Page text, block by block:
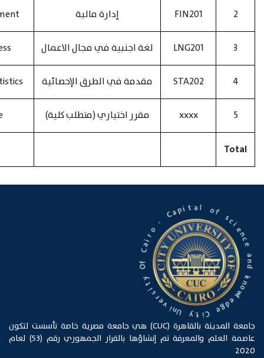
2
FIN201 إدارة مالية
3
LNG201 لغة اجنبية في مجال الاعمال
4
STA202 مقدمة في الطرق الإحصائية
5
xxxx مقرر اختياري (متطلب كلية)
Total
C
i
t
y
U
n
i
v
e
r
s
i
t
y
O
f
a
i
r
o
-
C
apit a l of sc
ien
c
e
n
d
n
o
w
l
e
d
g
e
جامعة المدينة بالقاهرة (CUC) هي جامعة مصرية خاصة تأسست لتكون
عاصمة العلم والمعرفة تم إنشاؤها بالقرار الجمهوري رقم (53) لعام
2020